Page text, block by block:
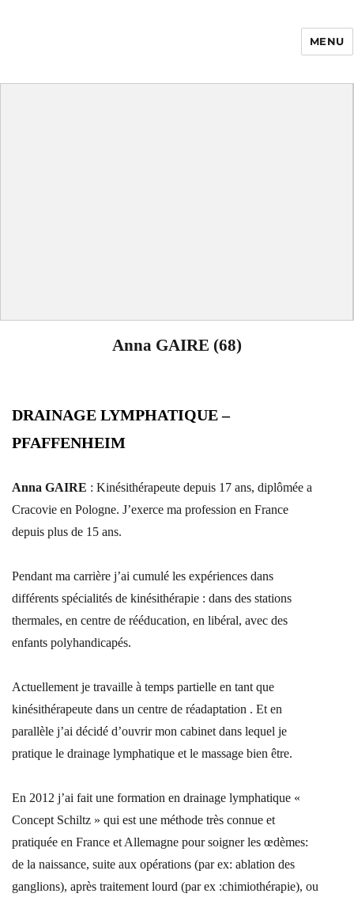
Enfance Made in
MENU
Anna GAIRE (68)
DRAINAGE LYMPHATIQUE –
PFAFFENHEIM
Anna GAIRE : Kinésithérapeute depuis 17 ans, diplômée a
Cracovie en Pologne. J’exerce ma profession en France
depuis plus de 15 ans.
Pendant ma carrière j’ai cumulé les expériences dans
différents spécialités de kinésithérapie : dans des stations
thermales, en centre de rééducation, en libéral, avec des
enfants polyhandicapés.
Actuellement je travaille à temps partielle en tant que
kinésithérapeute dans un centre de réadaptation . Et en
parallèle j’ai décidé d’ouvrir mon cabinet dans lequel je
pratique le drainage lymphatique et le massage bien être.
En 2012 j’ai fait une formation en drainage lymphatique «
Concept Schiltz » qui est une méthode très connue et
pratiquée en France et Allemagne pour soigner les œdèmes:
de la naissance, suite aux opérations (par ex: ablation des
ganglions), après traitement lourd (par ex :chimiothérapie), ou